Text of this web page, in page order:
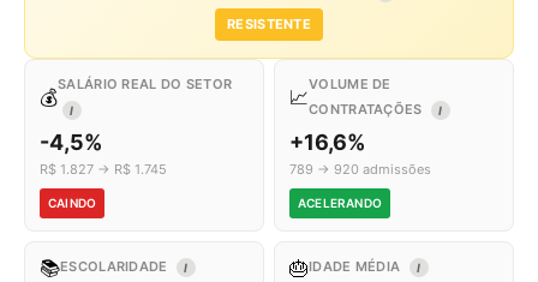
RESISTENTE
💰
SALÁRIO REAL DO SETOR
I
-4,5%
R$ 1.827 → R$ 1.745
CAINDO
📈
VOLUME DE
CONTRATAÇÕES
I
+16,6%
789 → 920 admissões
ACELERANDO
📚ESCOLARIDADE I 🎂IDADE MÉDIA I